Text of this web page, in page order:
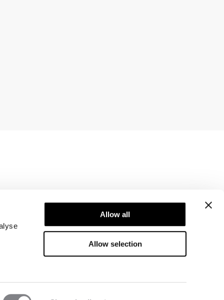
Allow all
Allow selection
Newsletter
Abonner på vores nyhedsbrev! Få eksklusive
tilbud, vores seneste nyheder og meget mere.